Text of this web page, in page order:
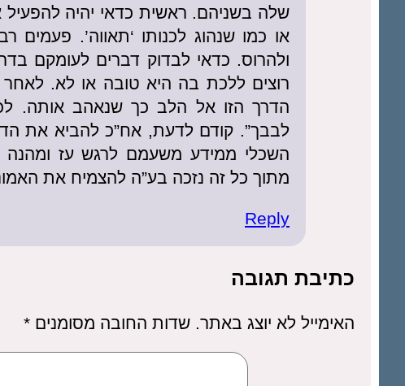
שלה בשניהם. ראשית כדאי יהיה
או כמו שנהוג לכנותו ‘תאווה’.
ולהרוס. כדאי לבדוק דברים לעומקם
רוצים ללכת בה היא טובה או לא.
הדרך הזו אל הלב כך שנאהב אותה.
לבבך”. קודם לדעת, אח”כ להביא את
השכלי ממידע משעמם לרגש עז ומהנה
מתוך כל זה נזכה בע”ה להצמיח את
Reply
כתיבת תגובה
האימייל לא יוצג באתר. שדות החובה מסומנים *